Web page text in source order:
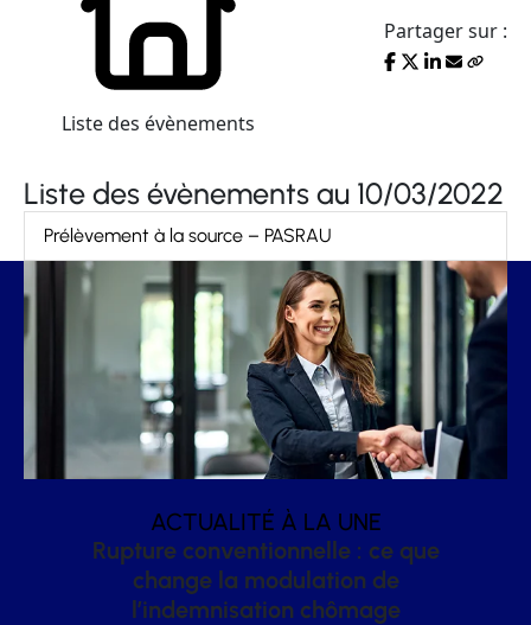
Liste des évènements
Partager sur :
Liste des évènements au 10/03/2022
Prélèvement à la source – PASRAU
ACTUALITÉ À LA UNE
Rupture conventionnelle : ce que
change la modulation de
l’indemnisation chômage